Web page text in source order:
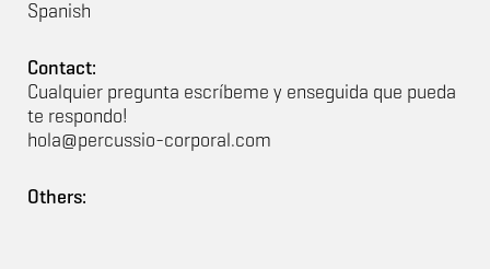
Spanish
Contact:
Cualquier pregunta escríbeme y enseguida que pueda
te respondo!
hola@percussio-corporal.com
Others: